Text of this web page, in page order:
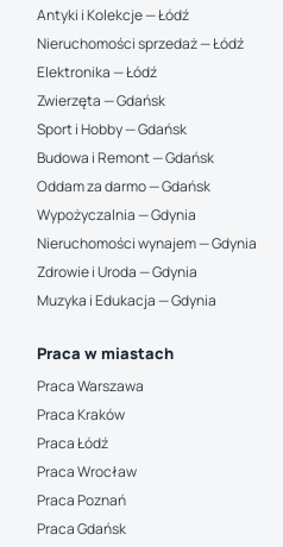
Antyki i Kolekcje — Łódź
Nieruchomości sprzedaż — Łódź
Elektronika — Łódź
Zwierzęta — Gdańsk
Sport i Hobby — Gdańsk
Budowa i Remont — Gdańsk
Oddam za darmo — Gdańsk
Wypożyczalnia — Gdynia
Nieruchomości wynajem — Gdynia
Zdrowie i Uroda — Gdynia
Muzyka i Edukacja — Gdynia
Praca w miastach
Praca Warszawa
Praca Kraków
Praca Łódź
Praca Wrocław
Praca Poznań
Praca Gdańsk